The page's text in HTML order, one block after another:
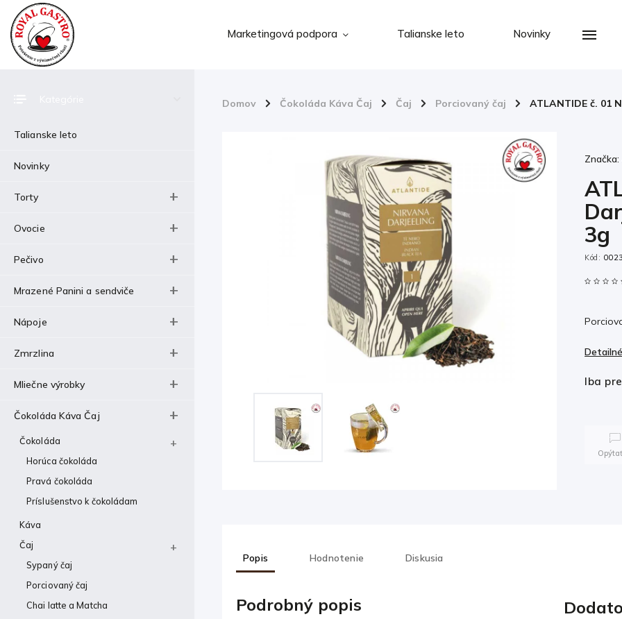
Marketingová podpora Talianske leto Novinky
Domov / Čokoláda Káva Čaj / Čaj / Porciovaný čaj / ATLANTIDE č. 01
Talianske leto
Novinky
Torty
Ovocie
Pečivo
Mrazené Panini a sendviče
Nápoje
Zmrzlina
Mliečne výrobky
Čokoláda Káva Čaj
Čokoláda
Horúca čokoláda
Pravá čokoláda
Príslušenstvo k čokoládam
Káva
Čaj
Sypaný čaj
Porciovaný čaj
Chai latte a Matcha
3g
Kód:
Značka:
Iba
Popis Hodnotenie Diskusia
Podrobný popis